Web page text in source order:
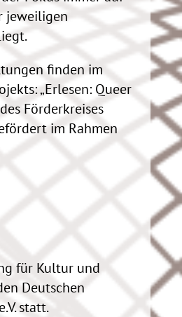
jeweiligen
finden im
„Erlesen: Queer
Förderkreises
im Rahmen
für Kultur und
Deutschen
statt.